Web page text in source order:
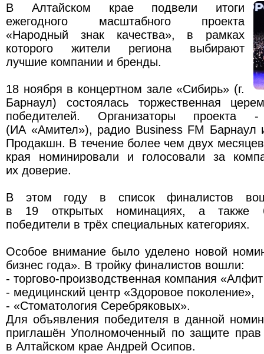
В Алтайском крае подвели итоги
ежегодного масштабного проекта
«Народный знак качества», в рамках
которого жители региона выбирают
лучшие компании и бренды.
18 ноября в концертном зале «Сибирь» (г.
Барнаул) состоялась торжественная
победителей. Организаторы проекта
(ИА «Амител»), радио Business FM Барнаул
Продакшн. В течение более чем двух
края номинировали и голосовали за
их доверие.
В этом году в список финалистов
в 19 открытых номинациях, а также
победители в трёх специальных категориях.
Особое внимание было уделено новой
бизнес года». В тройку финалистов вошли:
- торгово-производственная компания
- медицинский центр «Здоровое поколение»,
- «Стоматология Серебряковых».
Для объявления победителя в данной
приглашён Уполномоченный по защите прав
в Алтайском крае Андрей Осипов.